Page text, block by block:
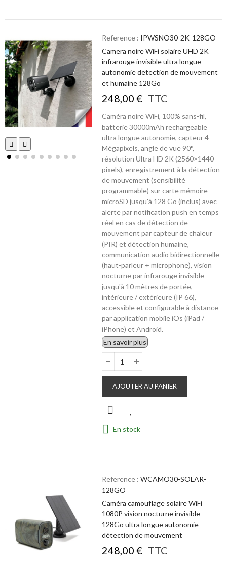
Reference : IPWSNO30-2K-128GO
Camera noire WiFi solaire UHD 2K
infrarouge invisible ultra longue
autonomie detection de mouvement
et humaine 128Go
248,00 € TTC
Caméra noire WiFi, 100% sans-fil,
batterie 30000mAh rechargeable
ultra longue autonomie, capteur 4
Mégapixels, angle de vue 90°,
résolution Ultra HD 2K (2560×1440
pixels), enregistrement à la détection
de mouvement (sensibilité
programmable) sur carte mémoire
microSD jusqu'à 128 Go (inclus) avec
alerte par notification push en temps
réel en cas de détection de
mouvement par capteur de chaleur
(PIR) et détection humaine,
communication audio bidirectionnelle
(haut-parleur + microphone), vision
nocturne par infrarouge invisible
jusqu'à 10 mètres de portée,
intérieure / extérieure (IP 66),
accessible et configurable à distance
par application mobile iOs (iPad /
iPhone) et Android.
En savoir plus
AJOUTER AU PANIER
En stock
Reference :WCAMO30-SOLAR-
128GO
Caméra camouflage solaire WiFi
1080P vision nocturne invisible
128Go ultra longue autonomie
détection de mouvement
248,00 € TTC